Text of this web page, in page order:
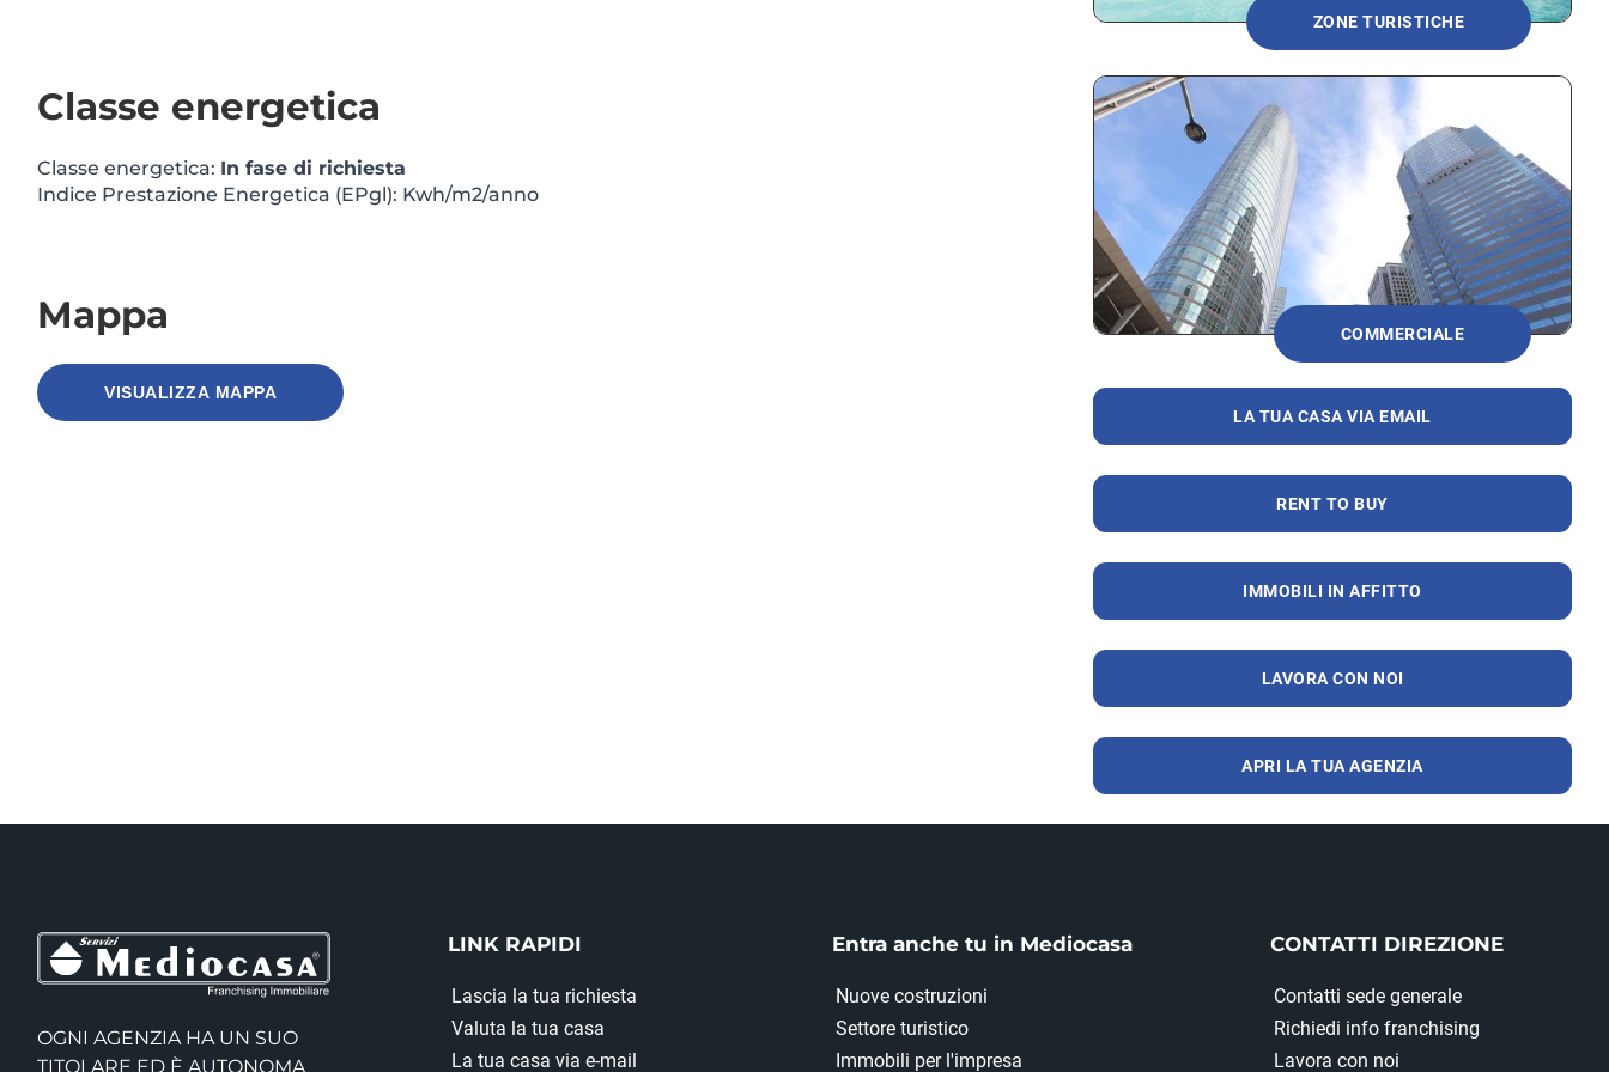
Classe energetica
Classe energetica: In fase di richiesta
Indice Prestazione Energetica (EPgl): Kwh/m2/anno
Mappa
VISUALIZZA MAPPA
ZONE TURISTICHE
COMMERCIALE
LA TUA CASA VIA EMAIL
RENT TO BUY
IMMOBILI IN AFFITTO
LAVORA CON NOI
APRI LA TUA AGENZIA
OGNI AGENZIA HA UN SUO
TITOLARE ED È AUTONOMA
LINK RAPIDI
Lascia la tua richiesta
Valuta la tua casa
La tua casa via e-mail
Entra anche tu in Mediocasa
Nuove costruzioni
Settore turistico
Immobili per l'impresa
CONTATTI DIREZIONE
Contatti sede generale
Richiedi info franchising
Lavora con noi